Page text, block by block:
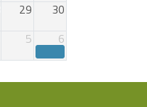
29
30
5 6